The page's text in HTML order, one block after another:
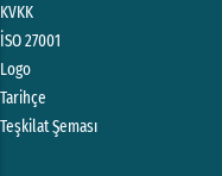
KVKK
İSO 27001
Logo
Tarihçe
Teşkilat Şeması